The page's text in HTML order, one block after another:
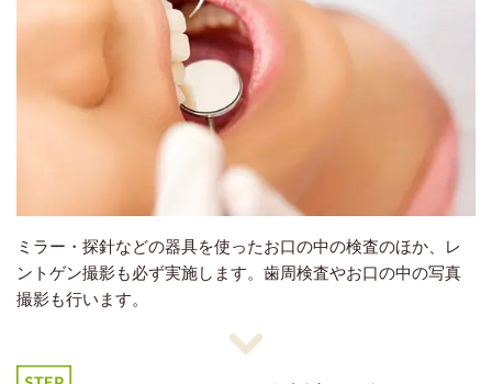
ミラー・探針などの器具を使ったお口の中の検査のほか、レ
ントゲン撮影も必ず実施します。歯周検査やお口の中の写真
撮影も行います。